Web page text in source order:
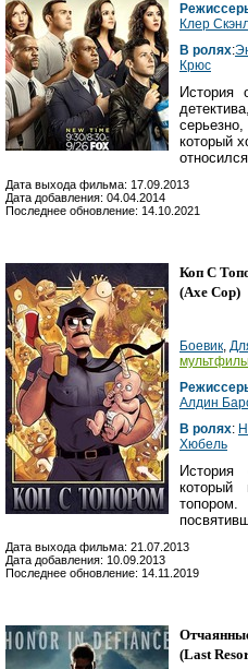
Клер
В ролях:
Крюс
История
который
Дата выхода фильма: 17.09.2013
Дата добавления: 04.04.2014
Последнее обновление: 14.10.2021
Коп С
(Axe Cop)
Боевик,
Алдин
В ролях:
Хюбель
История
который
Дата выхода фильма: 21.07.2013
Дата добавления: 10.09.2013
Последнее обновление: 14.11.2019
(Last